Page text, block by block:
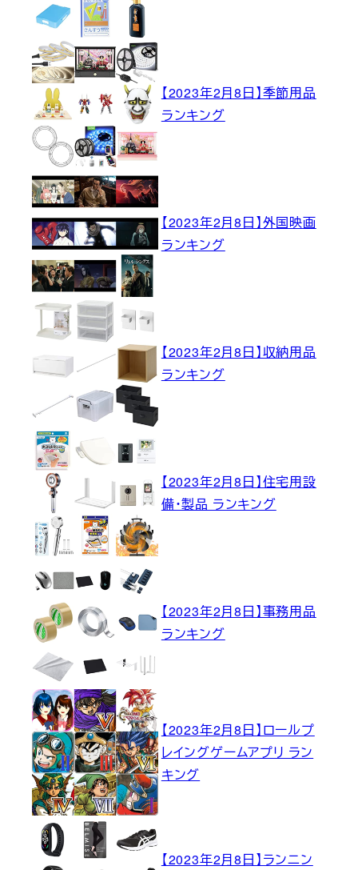
【2023年2月8日】季節用品
ランキング
【2023年2月8日】外国映画
ランキング
【2023年2月8日】収納用品
ランキング
【2023年2月8日】住宅用設
備・製品 ランキング
【2023年2月8日】事務用品
ランキング
【2023年2月8日】ロールプ
レイングゲームアプリ ラン
キング
【2023年2月8日】ランニン